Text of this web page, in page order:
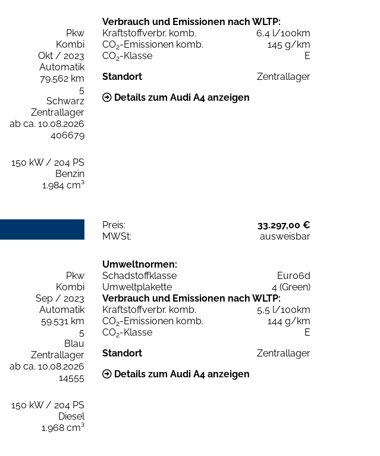
Pkw
Kombi
Okt / 2023
Automatik
79.562 km
5
Schwarz
Zentrallager
ab ca. 10.08.2026
406679
150 kW / 204 PS
Benzin
1.984 cm³
Verbrauch und Emissionen nach WLTP:
Kraftstoffverbr. komb.
6,4 l/100km
CO2-Emissionen komb.
145 g/km
CO2-Klasse
E
Standort
Zentrallager
Details zum Audi A4 anzeigen
Preis:
33.297,00 €
MWSt:
ausweisbar
Pkw
Kombi
Sep / 2023
Automatik
59.531 km
5
Blau
Zentrallager
ab ca. 10.08.2026
14555
150 kW / 204 PS
Diesel
1.968 cm³
Umweltnormen:
Schadstoffklasse
Euro6d
Umweltplakette
4 (Green)
Verbrauch und Emissionen nach WLTP:
Kraftstoffverbr. komb.
5,5 l/100km
CO2-Emissionen komb.
144 g/km
CO2-Klasse
E
Standort
Zentrallager
Details zum Audi A4 anzeigen